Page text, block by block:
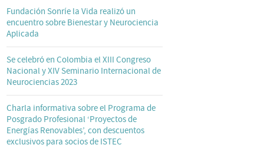
Fundación Sonríe la Vida realizó un
encuentro sobre Bienestar y Neurociencia
Aplicada
Se celebró en Colombia el XIII Congreso
Nacional y XIV Seminario Internacional de
Neurociencias 2023
Charla informativa sobre el Programa de
Posgrado Profesional ‘Proyectos de
Energías Renovables’, con descuentos
exclusivos para socios de ISTEC